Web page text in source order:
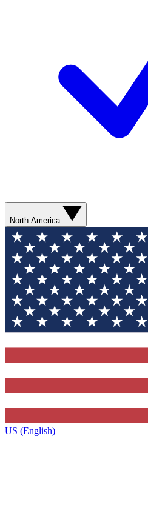
North America
US (English)